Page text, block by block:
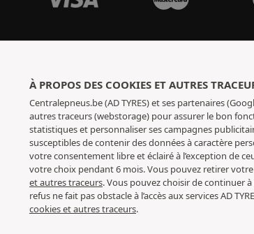
À PROPOS DES COOKIES ET AUTRES
Centralepneus.be (AD TYRES) et ses partenaires
autres traceurs (webstorage) pour assurer le bon
statistiques et personnaliser ses campagnes
susceptibles de contenir des données à caractère
votre consentement libre et éclairé à l’exception de
votre choix pendant 6 mois. Vous pouvez retirer
et autres traceurs. Vous pouvez choisir de continuer
refus ne fait pas obstacle à l’accès aux services AD
cookies et autres traceurs.